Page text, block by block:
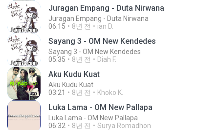
Juragan Empang - Duta Nirwana
Juragan Empang - Duta Nirwana
06:15
8년 전 ian D.
Sayang 3 - OM New Kendedes
Sayang 3 - OM New Kendedes
05:35
8년 전 Diah F.
Aku Kudu Kuat
Aku Kudu Kuat
03:21
8년 전 Khoko K.
Luka Lama - OM New Pallapa
Luka Lama - OM New Pallapa
06:32
8년 전 Surya Romadhon